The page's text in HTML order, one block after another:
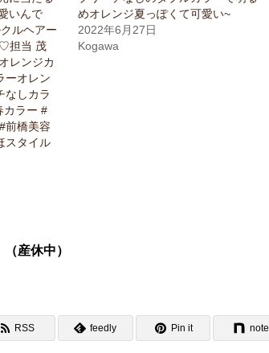
いんで
ルヘアー
♡担当 茂
レンジカ
ーオレン
なしカラ
カラー #
前橋美容
スタイル
めオレンジ夏っぽくて可愛い~
2022年6月27日
Kogawa
産休中）
RSS feedly Pin it note